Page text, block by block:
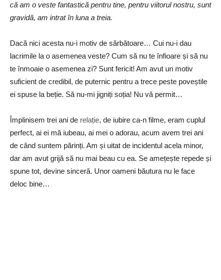
că am o veste fantastică pentru tine, pentru viitorul nostru, sunt
gravidă, am intrat în luna a treia.
Dacă nici acesta nu-i motiv de sărbătoare… Cui nu-i dau
lacrimile la o asemenea veste? Cum să nu te înfioare și să nu
te înmoaie o asemenea zi? Sunt fericit! Am avut un motiv
suficient de credibil, de puternic pentru a trece peste poveștile
ei spuse la beție. Să nu-mi jigniți soția! Nu vă permit…
Împlinisem trei ani de relație, de iubire ca-n filme, eram cuplul
perfect, ai ei mă iubeau, ai mei o adorau, acum avem trei ani
de când suntem părinți. Am și uitat de incidentul acela minor,
dar am avut grijă să nu mai beau cu ea. Se amețește repede și
spune tot, devine sinceră. Unor oameni băutura nu le face
deloc bine…